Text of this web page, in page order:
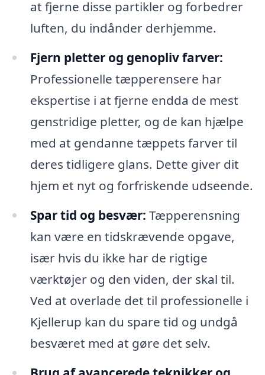
at fjerne disse partikler og forbedrer
luften, du indånder derhjemme.
Fjern pletter og genopliv farver:
Professionelle tæpperensere har
ekspertise i at fjerne endda de mest
genstridige pletter, og de kan hjælpe
med at gendanne tæppets farver til
deres tidligere glans. Dette giver dit
hjem et nyt og forfriskende udseende.
Spar tid og besvær: Tæpperensning
kan være en tidskrævende opgave,
især hvis du ikke har de rigtige
værktøjer og den viden, der skal til.
Ved at overlade det til professionelle i
Kjellerup kan du spare tid og undgå
besværet med at gøre det selv.